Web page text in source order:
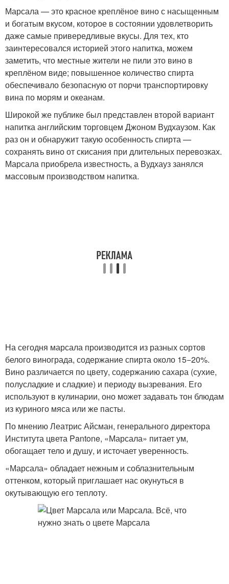
Марсала — это красное креплёное вино с насыщенным
и богатым вкусом, которое в состоянии удовлетворить
даже самые привередливые вкусы. Для тех, кто
заинтересовался историей этого напитка, можем
заметить, что местные жители не пили это вино в
креплёном виде; повышенное количество спирта
обеспечивало безопасную от порчи транспортировку
вина по морям и океанам.
Широкой же публике был представлен второй вариант
напитка английским торговцем Джоном Вудхаузом. Как
раз он и обнаружит такую особенность спирта —
сохранять вино от скисания при длительных перевозках.
Марсала приобрела известность, а Вудхауз занялся
массовым производством напитка.
На сегодня марсала производится из разных сортов
белого винограда, содержание спирта около 15−20%.
Вино различается по цвету, содержанию сахара (сухие,
полусладкие и сладкие) и периоду вызревания. Его
используют в кулинарии, оно может задавать тон блюдам
из куриного мяса или же пасты.
По мнению Леатрис Айсман, генерального директора
Института цвета Pantone, «Марсала» питает ум,
обогащает тело и душу, и источает уверенность.
«Марсала» обладает нежным и соблазнительным
оттенком, который приглашает нас окунуться в
окутывающую его теплоту.